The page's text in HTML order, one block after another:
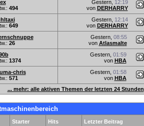
494
Gestern, 12:19
von DERHARRY
649
Gestern, 12:14
von DERHARRY
26
Gestern, 08:55
von Atlasmalte
1374
Gestern, 01:59
von HBA
chris
571
Gestern, 01:58
von HBA
... mehr: alle aktiven Themen der letzten 24 Stunden
Starter Hits Letzter Beitrag